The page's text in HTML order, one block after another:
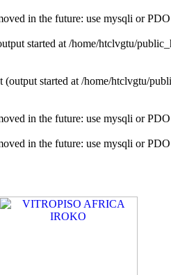
in the future: use mysqli or
started at /home/htclvgtu/
(output started at /home/htclvgtu/
in the future: use mysqli or
in the future: use mysqli or